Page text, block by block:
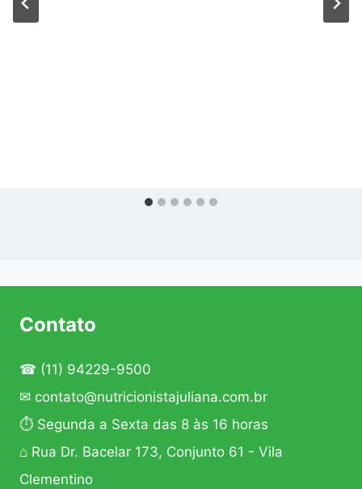
Contato
☎ (11) 94229-9500
✉ contato@nutricionistajuliana.com.br
⏱ Segunda a Sexta das 8 às 16 horas
⌂ Rua Dr. Bacelar 173, Conjunto 61 - Vila
Clementino